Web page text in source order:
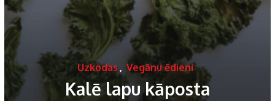
Uzkodas, Vegānu ēdieni
Kalē lapu kāposta